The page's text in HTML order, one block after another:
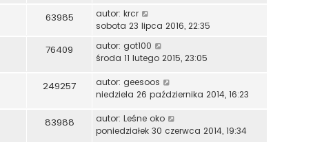
63985 autor: krcr
sobota 23 lipca 2016, 22:35
76409 autor: got100
środa 11 lutego 2015, 23:05
249257 autor: geesoos
niedziela 26 października 2014, 16:23
83988 autor: Leśne oko
poniedziałek 30 czerwca 2014, 19:34